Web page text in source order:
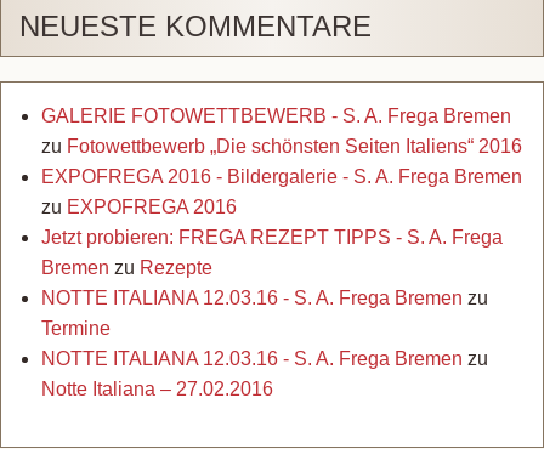
NEUESTE KOMMENTARE
GALERIE FOTOWETTBEWERB - S. A. Frega Bremen
zu Fotowettbewerb „Die schönsten Seiten Italiens“ 2016
EXPOFREGA 2016 - Bildergalerie - S. A. Frega Bremen
zu EXPOFREGA 2016
Jetzt probieren: FREGA REZEPT TIPPS - S. A. Frega
Bremen zu Rezepte
NOTTE ITALIANA 12.03.16 - S. A. Frega Bremen zu
Termine
NOTTE ITALIANA 12.03.16 - S. A. Frega Bremen zu
Notte Italiana – 27.02.2016